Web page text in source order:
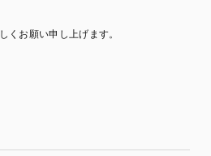
くお願い申し上げます。